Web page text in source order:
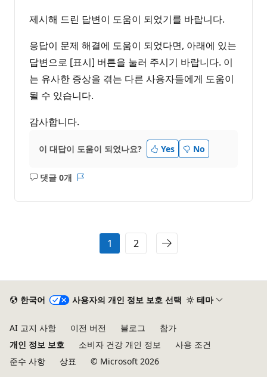
제시해 드린 답변이 도움이 되었기를 바랍니다.
응답이 문제 해결에 도움이 되었다면, 아래에 있는
답변으로 [표시] 버튼을 눌러 주시기 바랍니다. 이
는 유사한 증상을 겪는 다른 사용자들에게 도움이
될 수 있습니다.
감사합니다.
이 대답이 도움이 되었나요? Yes No
댓글 0개
설
1 2
한국어 사용자의 개인 정보 보호 선택 테마
AI 고지 사항 이전 버전 블로그
참가
개인 정보 보호
소비자 건강 개인 정보
사용 조건
준수 사항
상표 © Microsoft 2026